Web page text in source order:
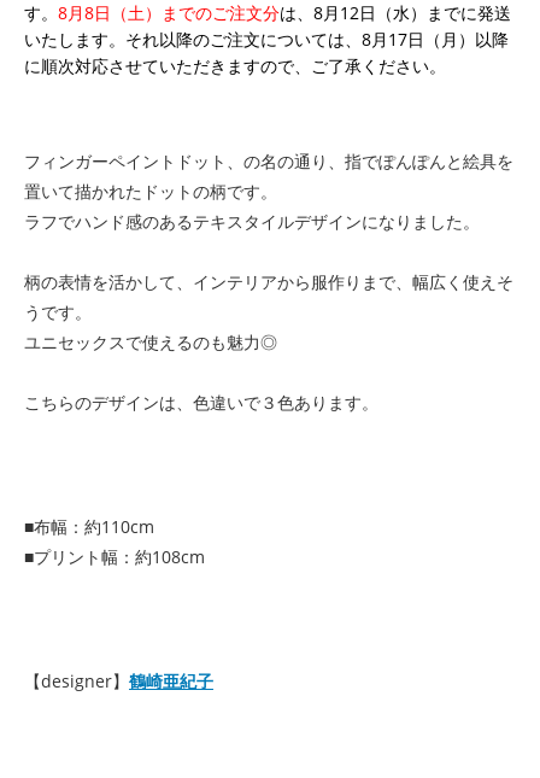
す。 8月8日（土）までのご注文分は、8月12日（水）までに発送
いたします。それ以降のご注文については、8月17日（月）以降
に順次対応させていただきますので、ご了承ください。
フィンガーペイントドット、の名の通り、指でぽんぽんと絵具を
置いて描かれたドットの柄です。
ラフでハンド感のあるテキスタイルデザインになりました。
柄の表情を活かして、インテリアから服作りまで、幅広く使えそ
うです。
ユニセックスで使えるのも魅力◎
こちらのデザインは、色違いで３色あります。
■布幅：約110cm
■プリント幅：約108cm
【designer】 鶴崎亜紀子